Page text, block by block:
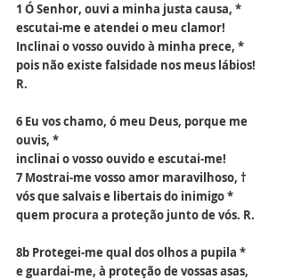
1 Ó Senhor, ouvi a minha justa causa, *
escutai-me e atendei o meu clamor!
Inclinai o vosso ouvido à minha prece, *
pois não existe falsidade nos meus lábios!
R.
6 Eu vos chamo, ó meu Deus, porque me
ouvis, *
inclinai o vosso ouvido e escutai-me!
7 Mostrai-me vosso amor maravilhoso, †
vós que salvais e libertais do inimigo *
quem procura a proteção junto de vós. R.
8b Protegei-me qual dos olhos a pupila *
e guardai-me, à proteção de vossas asas,